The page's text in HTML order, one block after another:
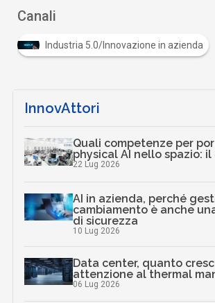
Canali
Industria 5.0/Innovazione in azienda
InnovAttori
Quali competenze per
physical AI nello spazio:
22 Lug 2026
AI in azienda, perché
cambiamento è anche
di sicurezza
10 Lug 2026
Data center, quanto
attenzione al thermal
06 Lug 2026